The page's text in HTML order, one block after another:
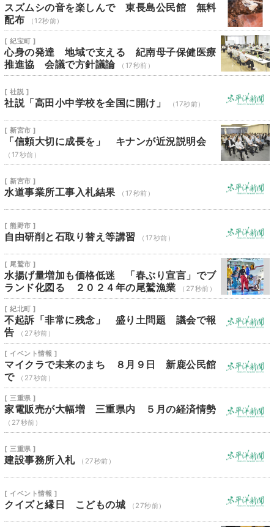
スズムシの音を楽しんで 東長島公民館 無料
配布
（12秒前）
[ 紀宝町 ]
心身の発達 地域で支える 紀南母子保健医療
推進協 会議で方針議論
（17秒前）
[ 社説 ]
社説「高田小中学校を全国に開け」 （17秒前）
[ 新宮市 ]
「信頼大切に成長を」 キナンが近況説明会
（17秒前）
[ 新宮市 ]
水道事業所工事入札結果 （17秒前）
[ 熊野市 ]
自由研削と石取り替え等講習 （17秒前）
[ 尾鷲市 ]
水揚げ量増加も価格低迷 「春ぶり宣言」でブ
ランド化図る ２０２４年の尾鷲漁業
（27秒前）
[ 紀北町 ]
不起訴「非常に残念」 盛り土問題 議会で報
告
（27秒前）
[ イベント情報 ]
マイクラで未来のまち ８月９日 新鹿公民館
で
（27秒前）
[ 三重県 ]
家電販売が大幅増 三重県内 ５月の経済情勢
（27秒前）
[ 三重県 ]
建設事務所入札 （27秒前）
[ イベント情報 ]
クイズと縁日 こどもの城 （27秒前）